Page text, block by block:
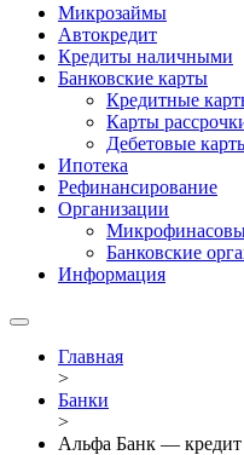
Микрозаймы
Автокредит
Кредиты наличными
Банковские карты
Кредитные
Карты
Дебетовые
Ипотека
Рефинансирование
Организации
Банковские
Информация
Главная
>
Банки
>
Альфа Банк —